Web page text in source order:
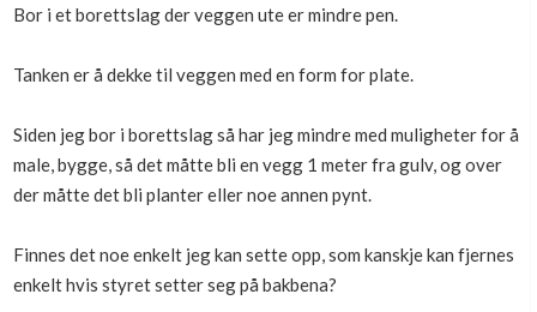
Boligmappa+
Bor i et borettslag der veggen ute er mindre pen.
Tanken er å dekke til veggen med en form for plate.
Siden jeg bor i borettslag så har jeg mindre med muligheter for å
male, bygge, så det måtte bli en vegg 1 meter fra gulv, og over
der måtte det bli planter eller noe annen pynt.
Finnes det noe enkelt jeg kan sette opp, som kanskje kan fjernes
enkelt hvis styret setter seg på bakbena?